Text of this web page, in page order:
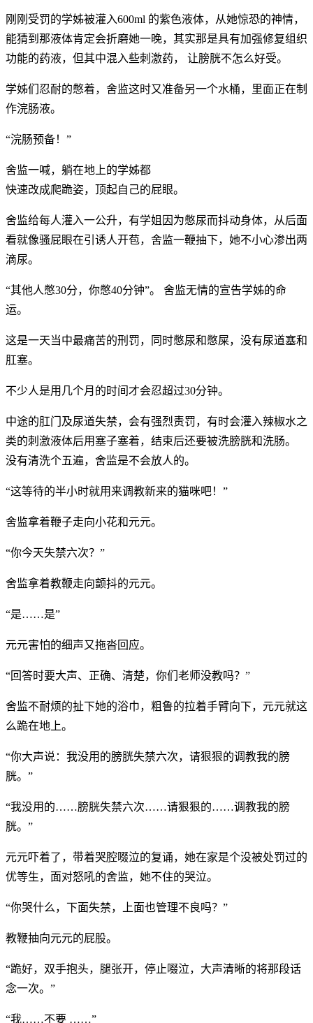
刚刚受罚的学姊被灌入600ml 的紫色液体，从她惊恐的神情，
能猜到那液体肯定会折磨她一晚，其实那是具有加强修复组织
功能的药液，但其中混入些刺激药， 让膀胱不怎么好受。
学姊们忍耐的憋着，舍监这时又准备另一个水桶，里面正在制
作浣肠液。
“浣肠预备！”
舍监一喊，躺在地上的学姊都
快速改成爬跪姿，顶起自己的屁眼。
舍监给每人灌入一公升，有学姐因为憋尿而抖动身体，从后面
看就像骚屁眼在引诱人开苞，舍监一鞭抽下，她不小心渗出两
滴尿。
“其他人憋30分，你憋40分钟”。 舍监无情的宣告学姊的命
运。
这是一天当中最痛苦的刑罚，同时憋尿和憋屎，没有尿道塞和
肛塞。
不少人是用几个月的时间才会忍超过30分钟。
中途的肛门及尿道失禁，会有强烈责罚，有时会灌入辣椒水之
类的刺激液体后用塞子塞着，结束后还要被洗膀胱和洗肠。
没有清洗个五遍，舍监是不会放人的。
“这等待的半小时就用来调教新来的猫咪吧！”
舍监拿着鞭子走向小花和元元。
“你今天失禁六次？”
舍监拿着教鞭走向颤抖的元元。
“是……是”
元元害怕的细声又拖沓回应。
“回答时要大声、正确、清楚，你们老师没教吗？”
舍监不耐烦的扯下她的浴巾，粗鲁的拉着手臂向下，元元就这
么跪在地上。
“你大声说：我没用的膀胱失禁六次，请狠狠的调教我的膀
胱。”
“我没用的……膀胱失禁六次……请狠狠的……调教我的膀
胱。”
元元吓着了，带着哭腔啜泣的复诵，她在家是个没被处罚过的
优等生，面对怒吼的舍监，她不住的哭泣。
“你哭什么，下面失禁，上面也管理不良吗？”
教鞭抽向元元的屁股。
“跪好，双手抱头，腿张开，停止啜泣，大声清晰的将那段话
念一次。”
“我……不要 ……”